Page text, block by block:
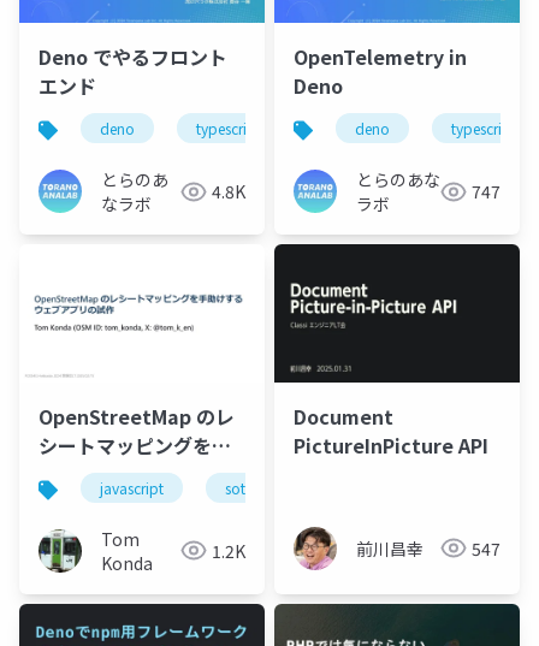
Deno でやるフロント
エンド
deno typescript javascript
とらのあ
なラボ
4.8K
OpenTelemetry in
Deno
deno typescript
とらのあな
ラボ
747
OpenStreetMap のレ
シートマッピングを⼿
助けするウェブアプリ
の試作
javascript sotm_japan
Tom
Konda
1.2K
Document
PictureInPicture API
前川昌幸 547